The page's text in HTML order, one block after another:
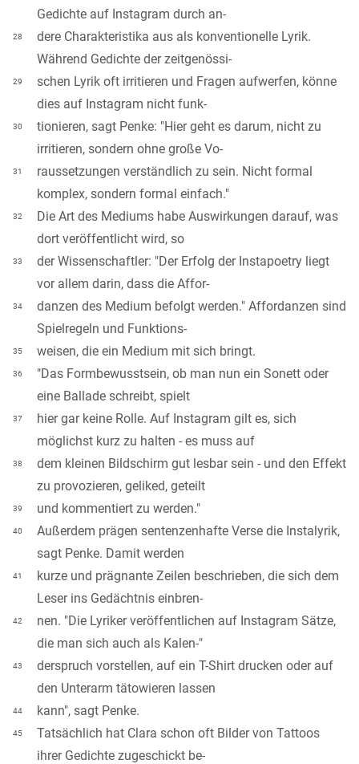
Gedichte auf Instagram durch an-
28
dere Charakteristika aus als konventionelle Lyrik.
Während Gedichte der zeitgenössi-
29
schen Lyrik oft irritieren und Fragen aufwerfen, könne
dies auf Instagram nicht funk-
30
tionieren, sagt Penke: "Hier geht es darum, nicht zu
irritieren, sondern ohne große Vo-
31
raussetzungen verständlich zu sein. Nicht formal
komplex, sondern formal einfach."
32
Die Art des Mediums habe Auswirkungen darauf, was
dort veröffentlicht wird, so
33
der Wissenschaftler: "Der Erfolg der Instapoetry liegt
vor allem darin, dass die Affor-
34
danzen des Medium befolgt werden." Affordanzen sind
Spielregeln und Funktions-
35 weisen, die ein Medium mit sich bringt.
36
"Das Formbewusstsein, ob man nun ein Sonett oder
eine Ballade schreibt, spielt
37
hier gar keine Rolle. Auf Instagram gilt es, sich
möglichst kurz zu halten - es muss auf
38
dem kleinen Bildschirm gut lesbar sein - und den Effekt
zu provozieren, geliked, geteilt
39 und kommentiert zu werden."
40
Außerdem prägen sentenzenhafte Verse die Instalyrik,
sagt Penke. Damit werden
41
kurze und prägnante Zeilen beschrieben, die sich dem
Leser ins Gedächtnis einbren-
42
nen. "Die Lyriker veröffentlichen auf Instagram Sätze,
die man sich auch als Kalen-"
43
derspruch vorstellen, auf ein T-Shirt drucken oder auf
den Unterarm tätowieren lassen
44 kann", sagt Penke.
45
Tatsächlich hat Clara schon oft Bilder von Tattoos
ihrer Gedichte zugeschickt be-